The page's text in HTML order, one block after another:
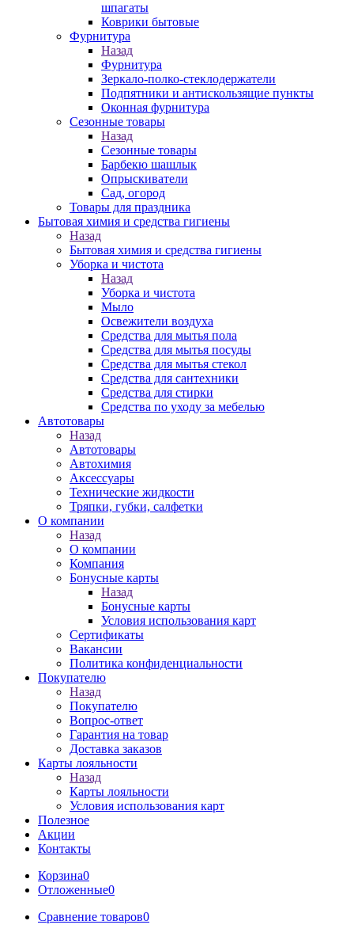
шпагаты
Коврики бытовые
Фурнитура
Назад
Фурнитура
Зеркало-полко-стеклодержатели
Подпятники и антискользящие пункты
Оконная фурнитура
Сезонные товары
Назад
Сезонные товары
Барбекю шашлык
Опрыскиватели
Сад, огород
Товары для праздника
Бытовая химия и средства гигиены
Назад
Бытовая химия и средства гигиены
Уборка и чистота
Назад
Уборка и чистота
Мыло
Освежители воздуха
Средства для мытья пола
Средства для мытья посуды
Средства для мытья стекол
Средства для сантехники
Средства для стирки
Средства по уходу за мебелью
Автотовары
Назад
Автотовары
Автохимия
Аксессуары
Технические жидкости
Тряпки, губки, салфетки
О компании
Назад
О компании
Компания
Бонусные карты
Назад
Бонусные карты
Условия использования карт
Сертификаты
Вакансии
Политика конфиденциальности
Покупателю
Назад
Покупателю
Вопрос-ответ
Гарантия на товар
Доставка заказов
Карты лояльности
Назад
Карты лояльности
Условия использования карт
Полезное
Акции
Контакты
Корзина0
Отложенные0
Сравнение товаров0